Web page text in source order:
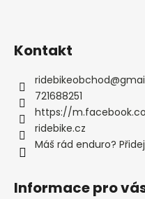
Kontakt
ridebikeobchod@
721688251
https://
ridebike.cz
Máš rád enduro?
Informace pro